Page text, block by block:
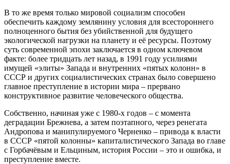
В то же время только мировой социализм способен
обеспечить каждому землянину условия для всестороннего
полноценного бытия без убийственной для будущего
экологической нагрузки на планету и её ресурсы. Поэтому
суть современной эпохи заключается в одном ключевом
факте: более тридцать лет назад, в 1991 году усилиями
имущей «элиты» Запада и внутренних «пятых колонн» в
СССР и других социалистических странах было совершено
главное преступление в истории мира – прервано
конструктивное развитие человеческого общества.
Собственно, начиная уже с 1980-х годов – с момента
деградации Брежнева, а затем поэтапного, через ренегата
Андропова и манипулируемого Черненко – привода к власти
в СССР «пятой колонны» капиталистического Запада во главе
с Горбачёвым и Ельциным, история России – это и ошибка, и
преступление вместе.